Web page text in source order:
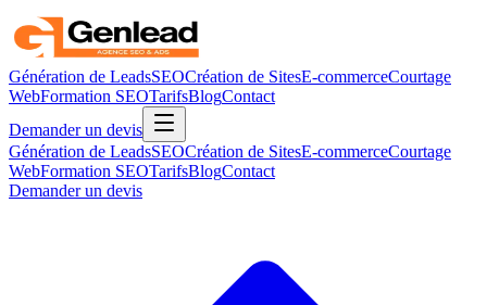
Génération de LeadsSEOCréation de SitesE-commerceCourtage
WebFormation SEOTarifsBlogContact
Demander un devis
Génération de LeadsSEOCréation de SitesE-commerceCourtage
WebFormation SEOTarifsBlogContact
Demander un devis